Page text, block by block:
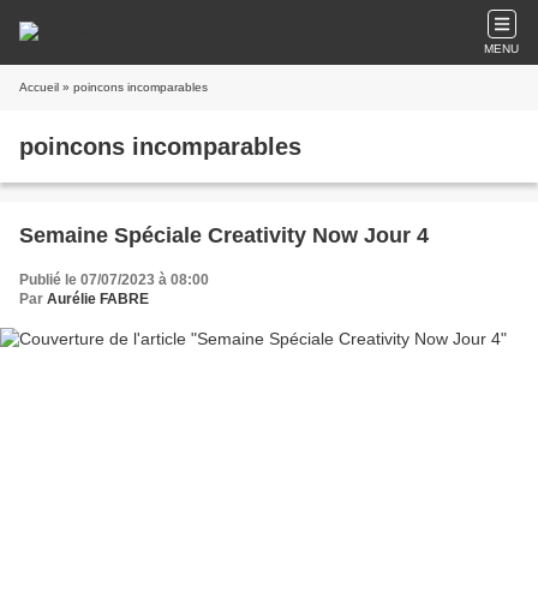
MENU
Accueil » poincons incomparables
poincons incomparables
Semaine Spéciale Creativity Now Jour 4
Publié le 07/07/2023 à 08:00
Par Aurélie FABRE